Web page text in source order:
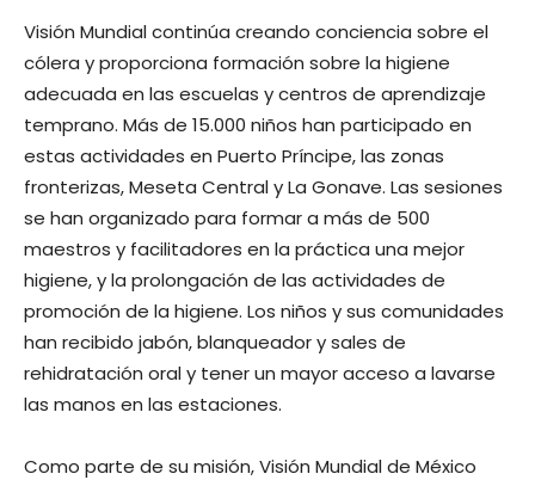
Visión Mundial continúa creando conciencia sobre el
cólera y proporciona formación sobre la higiene
adecuada en las escuelas y centros de aprendizaje
temprano. Más de 15.000 niños han participado en
estas actividades en Puerto Príncipe, las zonas
fronterizas, Meseta Central y La Gonave. Las sesiones
se han organizado para formar a más de 500
maestros y facilitadores en la práctica una mejor
higiene, y la prolongación de las actividades de
promoción de la higiene. Los niños y sus comunidades
han recibido jabón, blanqueador y sales de
rehidratación oral y tener un mayor acceso a lavarse
las manos en las estaciones.
Como parte de su misión, Visión Mundial de México